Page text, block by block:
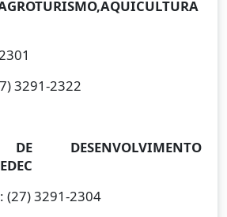
3291-2322
DE DESENVOLVIMENTO
(27) 3291-2304